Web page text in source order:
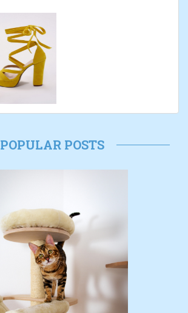
POPULAR POSTS